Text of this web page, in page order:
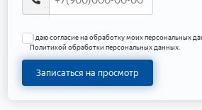
Я даю согласие на обработку моих персональных
Политикой обработки персональных данных.
Записаться на просмотр